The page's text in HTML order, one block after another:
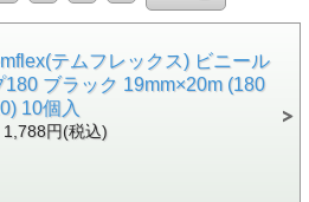
テムフレックス) ビニール
180 ブラック 19mm×20m (180
10個入
1,788円(税込)